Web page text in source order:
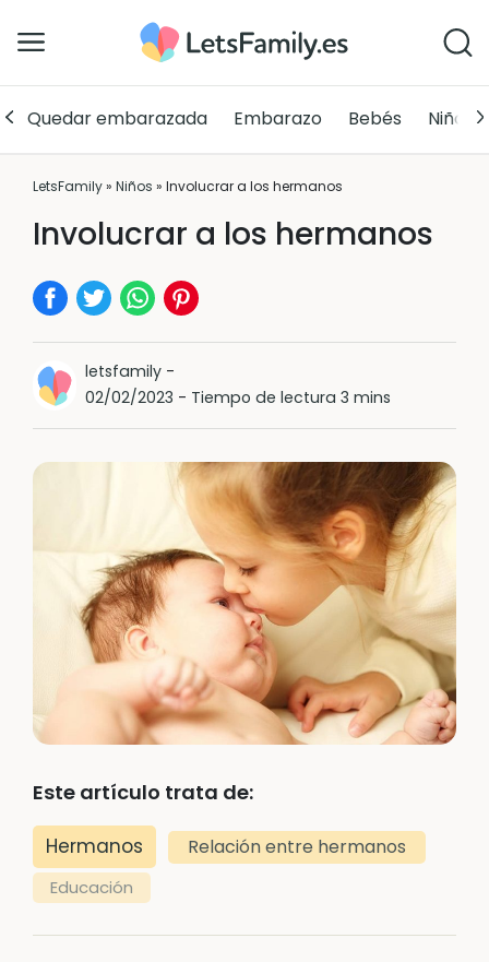
Quedar embarazada Embarazo Bebés Niños
LetsFamily» Niños » Involucrar a los hermanos
Involucrar a los hermanos
letsfamily-
02/02/2023 - Tiempo de lectura 3 mins
Este artículo trata de:
Hermanos Relación entre hermanos
Educación